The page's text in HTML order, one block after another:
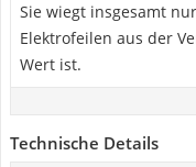
Sie wiegt insgesamt
Elektrofeilen aus der
Wert ist.
Technische Details